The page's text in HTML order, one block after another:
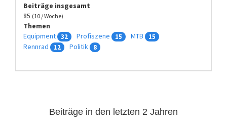
Beiträge insgesamt
85 (10 / Woche)
Themen
Equipment 32 Profiszene 15 MTB 15
Rennrad 12 Politik 8
Beiträge in den letzten 2 Jahren